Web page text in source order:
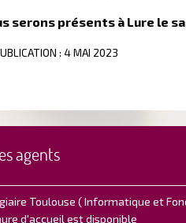
serons présents à Lure le
: 4 MAI 2023
agents
Toulouse ( Informatique et
d'accueil est disponible